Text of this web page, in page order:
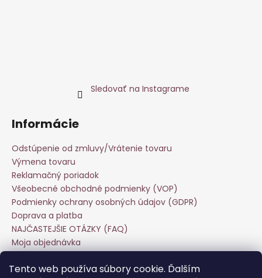
Tento web používa súbory cookie. Ďalším
Sledovať na Instagrame
Informácie
Odstúpenie od zmluvy/Vrátenie tovaru
Výmena tovaru
Reklamačný poriadok
Všeobecné obchodné podmienky (VOP)
Podmienky ochrany osobných údajov (GDPR)
Doprava a platba
NAJČASTEJŠIE OTÁZKY (FAQ)
Moja objednávka
Veľkoobchod